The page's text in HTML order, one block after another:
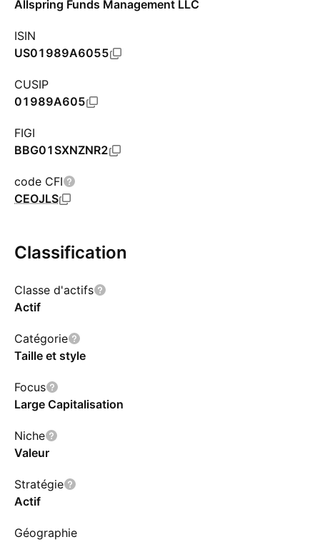
Allspring Funds Management LLC
ISIN
US01989A6055
CUSIP
01989A605
FIGI
BBG01SXNZNR2
code CFI
CEOJLS
Classification
Classe d'actifs
Actif
Catégorie
Taille et style
Focus
Large Capitalisation
Niche
Valeur
Stratégie
Actif
Géographie